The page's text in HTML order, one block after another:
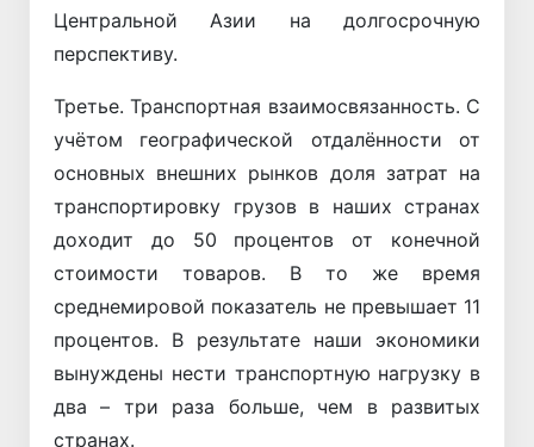
Центральной Азии на долгосрочную
перспективу.
Третье. Транспортная взаимосвязанность. С
учётом географической отдалённости от
основных внешних рынков доля затрат на
транспортировку грузов в наших странах
доходит до 50 процентов от конечной
стоимости товаров. В то же время
среднемировой показатель не превышает 11
процентов. В результате наши экономики
вынуждены нести транспортную нагрузку в
два – три раза больше, чем в развитых
странах.